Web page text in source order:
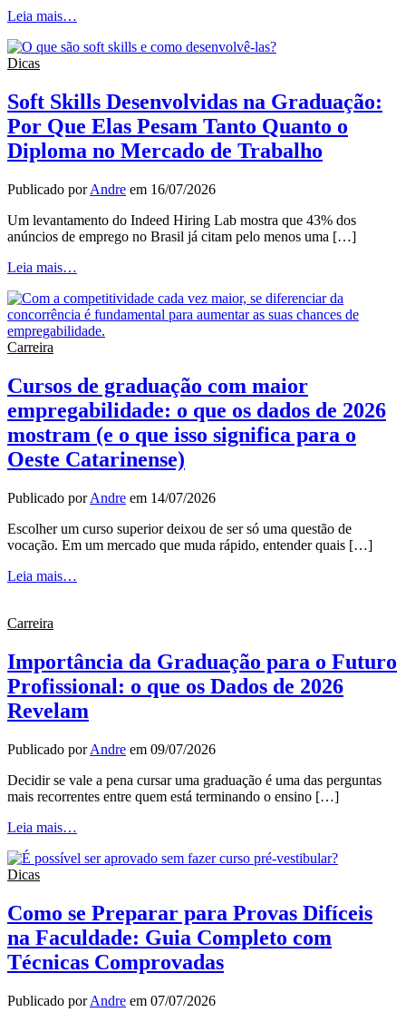
Leia mais…
Dicas
Soft Skills Desenvolvidas na Graduação:
Por Que Elas Pesam Tanto Quanto o
Diploma no Mercado de Trabalho
Publicado porAndre em 16/07/2026
Um levantamento do Indeed Hiring Lab mostra que 43% dos
anúncios de emprego no Brasil já citam pelo menos uma […]
Leia mais…
Carreira
Cursos de graduação com maior
empregabilidade: o que os dados de 2026
mostram (e o que isso significa para o
Oeste Catarinense)
Publicado porAndre em 14/07/2026
Escolher um curso superior deixou de ser só uma questão de
vocação. Em um mercado que muda rápido, entender quais […]
Leia mais…
Carreira
Importância da Graduação para o Futuro
Profissional: o que os Dados de 2026
Revelam
Publicado porAndre em 09/07/2026
Decidir se vale a pena cursar uma graduação é uma das perguntas
mais recorrentes entre quem está terminando o ensino […]
Leia mais…
Dicas
Como se Preparar para Provas Difíceis
na Faculdade: Guia Completo com
Técnicas Comprovadas
Publicado porAndre em 07/07/2026